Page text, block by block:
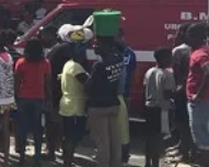
Portugal pa volta
Verde
LER MAIS